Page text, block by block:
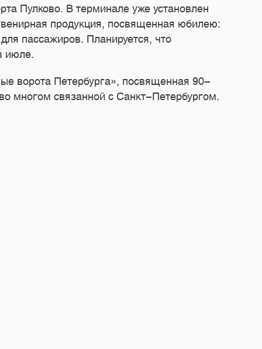
Пулково. В терминале уже установлен
продукция, посвященная юбилею:
пассажиров. Планируется, что
июле.
ворота Петербурга», посвященная 90-
многом связанной с Санкт-Петербургом.